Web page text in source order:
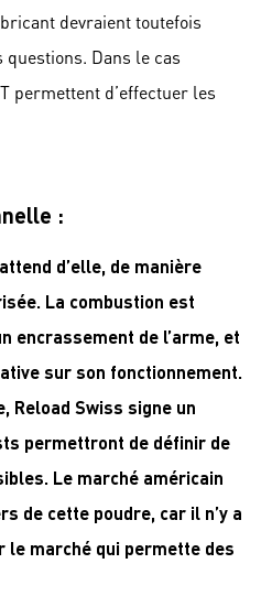
devraient toutefois
Dans le cas
permettent d’effectuer les
:
d’elle, de manière
La combustion est
encrassement de l’arme, et
sur son fonctionnement.
Reload Swiss signe un
permettront de définir de
Le marché américain
de cette poudre, car il n’y a
le marché qui permette des